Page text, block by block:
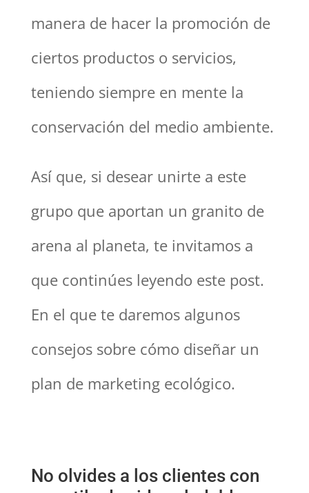
manera de hacer la promoción de
ciertos productos o servicios,
teniendo siempre en mente la
conservación del medio ambiente.
Así que, si desear unirte a este
grupo que aportan un granito de
arena al planeta, te invitamos a
que continúes leyendo este post.
En el que te daremos algunos
consejos sobre cómo diseñar un
plan de marketing ecológico.
No olvides a los clientes con